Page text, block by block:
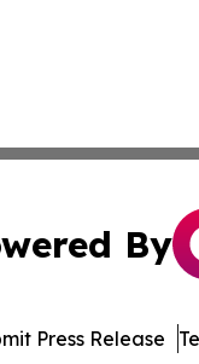
By
Press Release